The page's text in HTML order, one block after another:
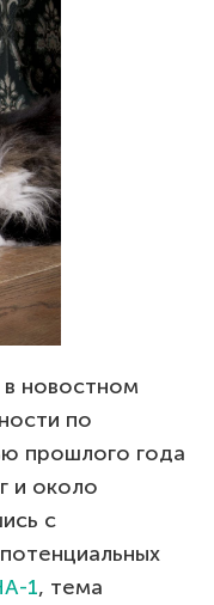
новостном
по
прошлого года
и около
с
1, тема